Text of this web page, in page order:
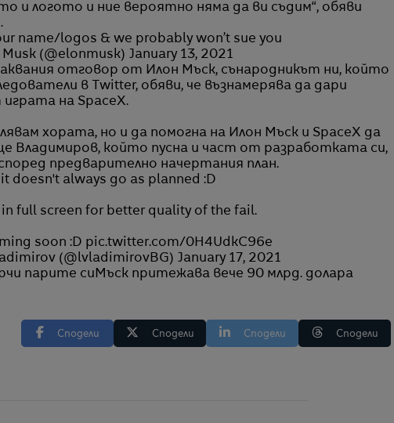
и логото и ние вероятно няма да ви съдим“, обяви
name/logos & we probably won’t sue you
(@elonmusk) January 13, 2021
отговор от Илон Мъск, сънародникът ни, който
в Twitter, обяви, че възнамерява да дари
на SpaceX.
хората, но и да помогна на Илон Мъск и SpaceX да
Владимиров, който пусна и част от разработката си,
предварително начертания план.
doesn't always go as planned :D
full screen for better quality of the fail.
soon :D pic.twitter.com/0H4UdkC96e
(@lvladimirovBG) January 17, 2021
парите сиМъск притежава вече 90 млрд. долара
Сподели Сподели Сподели Сподели